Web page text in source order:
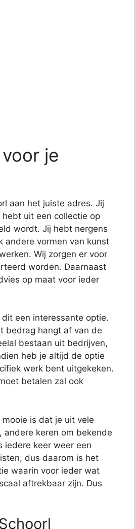
je
aan het juiste adres. Jij
uit een collectie op
wordt. Jij hebt nergens
andere vormen van kunst
Wij zorgen er voor
worden. Daarnaast
op maat voor ieder
een interessante optie.
bedrag hangt af van de
bestaan uit bedrijven,
heb je altijd de optie
werk bent uitgekeken.
betalen zal ook
is dat je uit vele
andere keren om bekende
iedere keer weer een
dus daarom is het
waarin voor ieder wat
aftrekbaar zijn. Dus